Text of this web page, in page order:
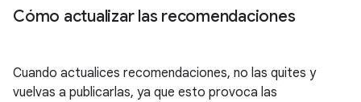
Cómo actualizar las recomendaciones
Cuando actualices recomendaciones, no las quites y
vuelvas a publicarlas, ya que esto provoca las